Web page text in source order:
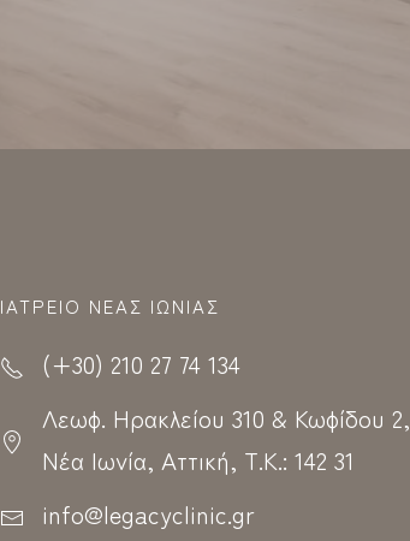
ΙΑΤΡΕΊΟ ΝΈΑΣ ΙΩΝΊΑΣ
(+30) 210 27 74 134
Λεωφ. Ηρακλείου 310 & Κωφίδου 2,
Νέα Ιωνία, Αττική, Τ.Κ.: 142 31
info@legacyclinic.gr